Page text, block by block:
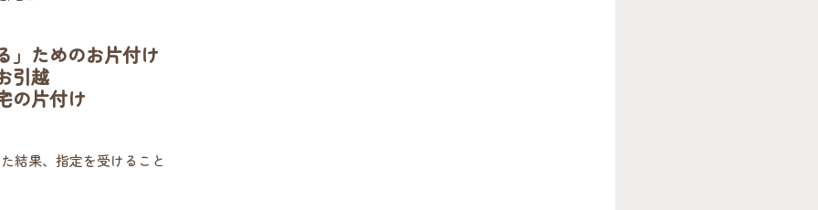
」ためのお片付け
引越
の片付け
結果、指定を受けること